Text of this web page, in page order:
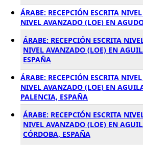
ÁRABE: RECEPCIÓN ESCRITA
NIVEL AVANZADO (LOE) EN
ÁRABE: RECEPCIÓN ESCRITA
NIVEL AVANZADO (LOE) EN
ESPAÑA
ÁRABE: RECEPCIÓN ESCRITA
NIVEL AVANZADO (LOE) EN
PALENCIA, ESPAÑA
ÁRABE: RECEPCIÓN ESCRITA
NIVEL AVANZADO (LOE) EN
CÓRDOBA, ESPAÑA